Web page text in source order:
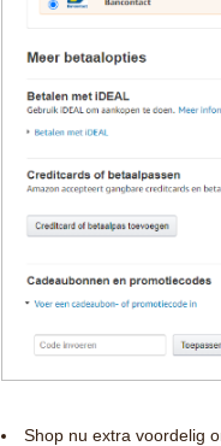
Shop nu extra voordelig